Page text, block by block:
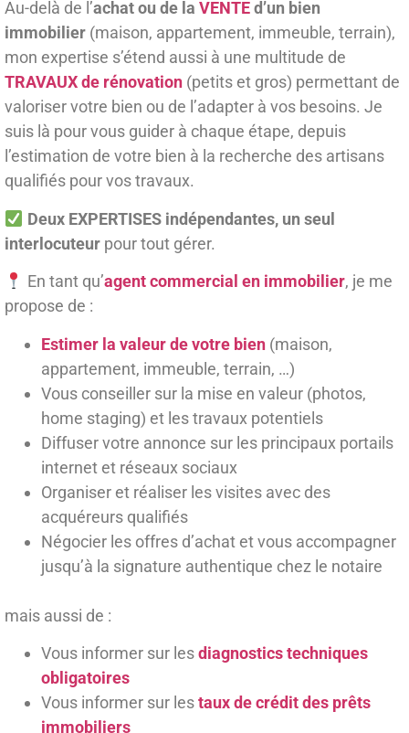
Au-delà de l’achat ou de la VENTEd’un bien
immobilier (maison, appartement, immeuble, terrain),
mon expertise s’étend aussi à une multitude de
TRAVAUX de rénovation (petits et gros) permettant de
valoriser votre bien ou de l’adapter à vos besoins. Je
suis là pour vous guider à chaque étape, depuis
l’estimation de votre bien à la recherche des artisans
qualifiés pour vos travaux.
Deux EXPERTISES indépendantes, un seul
interlocuteur pour tout gérer.
En tant qu’agent commercial en immobilier, je me
propose de :
Estimer la valeur de votre bien (maison,
appartement, immeuble, terrain, …)
Vous conseiller sur la mise en valeur (photos,
home staging) et les travaux potentiels
Diffuser votre annonce sur les principaux portails
internet et réseaux sociaux
Organiser et réaliser les visites avec des
acquéreurs qualifiés
Négocier les offres d’achat et vous accompagner
jusqu’à la signature authentique chez le notaire
mais aussi de :
Vous informer sur lesdiagnostics techniques
obligatoires
Vous informer sur lestaux de crédit des prêts
immobiliers